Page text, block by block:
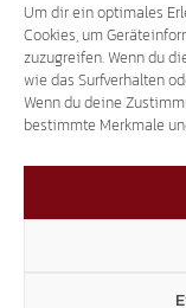
Um dir ein optimales
Cookies, um
zuzugreifen. Wenn du
wie das Surfverhalten
Wenn du deine
bestimmte Merkmale